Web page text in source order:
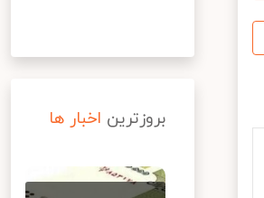
بروزترین اخبار ها